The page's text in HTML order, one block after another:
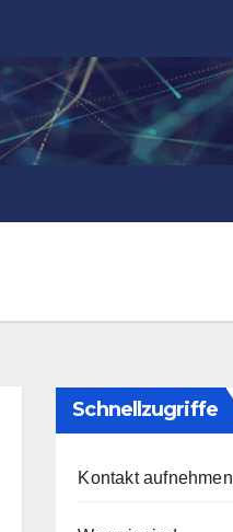
Schnellzugriffe
Kontakt aufnehmen